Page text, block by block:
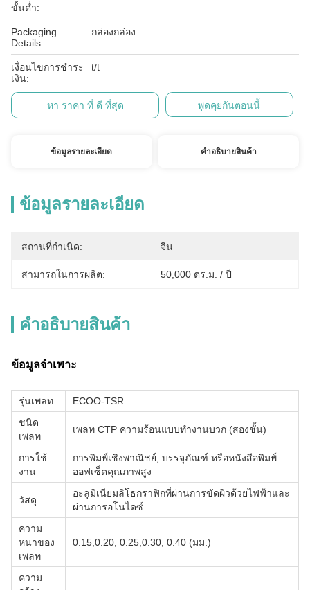
ขั้นต่ำ:
Packaging
Details:
กล่องกล่อง
เงื่อนไขการชำระ
เงิน:
t/t
หา ราคา ที่ ดี ที่สุด พูดคุยกันตอนนี้
ข้อมูลรายละเอียด คําอธิบายสินค้า
ข้อมูลรายละเอียด
สถานที่กำเนิด: จีน
สามารถในการผลิต: 50,000 ตร.ม. / ปี
คําอธิบายสินค้า
ข้อมูลจำเพาะ
รุ่นเพลท
ECOO-TSR
ชนิด
เพลท
เพลท CTP ความร้อนแบบทำงานบวก (สองชั้น)
การใช้
งาน
การพิมพ์เชิงพาณิชย์, บรรจุภัณฑ์ หรือหนังสือพิมพ์
ออฟเซ็ตคุณภาพสูง
วัสดุ
อะลูมิเนียมลิโธกราฟิกที่ผ่านการขัดผิวด้วยไฟฟ้าและ
ผ่านการอโนไดซ์
ความ
หนาของ
เพลท
0.15,0.20, 0.25,0.30, 0.40 (มม.)
ความ